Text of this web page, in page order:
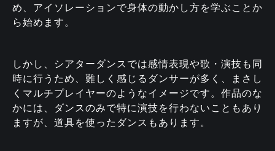
め、アイソレーションで身体の動かし方を学ぶことか
ら始めます。
しかし、シアターダンスでは感情表現や歌・演技も同
時に行うため、難しく感じるダンサーが多く、まさし
くマルチプレイヤーのようなイメージです。作品のな
かには、ダンスのみで特に演技を行わないこともあり
ますが、道具を使ったダンスもあります。